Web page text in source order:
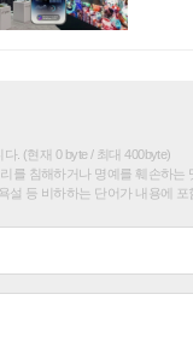
. (현재 0 byte / 최대 400byte)
를 침해하거나 명예를 훼손하는
설 등 비하하는 단어가 내용에